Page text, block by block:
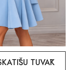
TUVĀK